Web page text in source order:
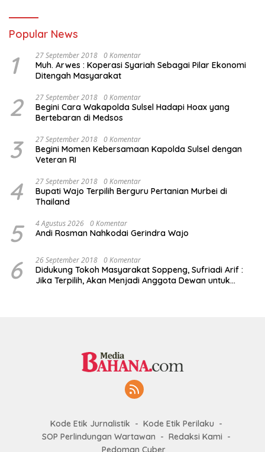
Popular News
1 27 September 2018 0 Komentar
Muh. Arwes : Koperasi Syariah Sebagai Pilar Ekonomi
Ditengah Masyarakat
2 27 September 2018 0 Komentar
Begini Cara Wakapolda Sulsel Hadapi Hoax yang
Bertebaran di Medsos
3 27 September 2018 0 Komentar
Begini Momen Kebersamaan Kapolda Sulsel dengan
Veteran RI
4 27 September 2018 0 Komentar
Bupati Wajo Terpilih Berguru Pertanian Murbei di
Thailand
5 4 Agustus 2026 0 Komentar
Andi Rosman Nahkodai Gerindra Wajo
6 26 September 2018 0 Komentar
Didukung Tokoh Masyarakat Soppeng, Sufriadi Arif :
Jika Terpilih, Akan Menjadi Anggota Dewan untuk
Kode Etik Jurnalistik
Kode Etik Perilaku
SOP Perlindungan Wartawan
Redaksi Kami